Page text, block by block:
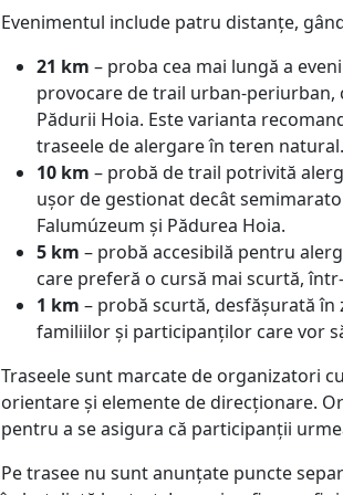
Evenimentul include patru distanțe,
21 km – proba cea mai lungă a
provocare de trail urban-
Pădurii Hoia. Este varianta
traseele de alergare în teren natural.
10 km – probă de trail potrivită
ușor de gestionat decât
Falumúzeum și Pădurea Hoia.
5 km – probă accesibilă pentru
care preferă o cursă mai scurtă,
1 km – probă scurtă, desfășurată
familiilor și participanților care vor
Traseele sunt marcate de organizatori
orientare și elemente de direcționare.
pentru a se asigura că participanții
Pe trasee nu sunt anunțate puncte